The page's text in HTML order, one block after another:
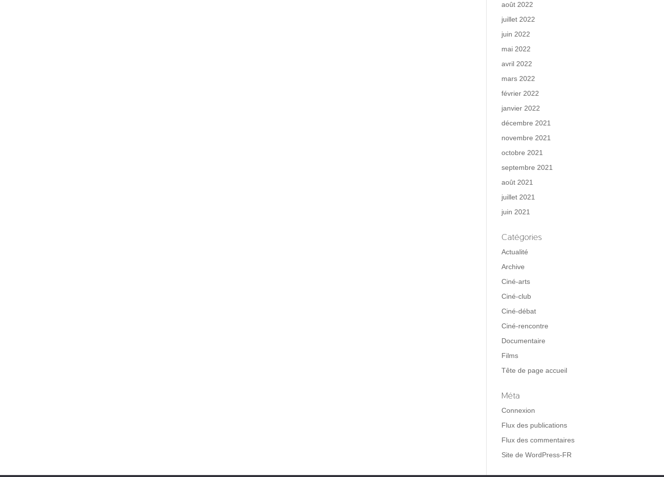
août 2022
juillet 2022
juin 2022
mai 2022
avril 2022
mars 2022
février 2022
janvier 2022
décembre 2021
novembre 2021
octobre 2021
septembre 2021
août 2021
juillet 2021
juin 2021
Catégories
Actualité
Archive
Ciné-arts
Ciné-club
Ciné-débat
Ciné-rencontre
Documentaire
Films
Tête de page accueil
Méta
Connexion
Flux des publications
Flux des commentaires
Site de WordPress-FR